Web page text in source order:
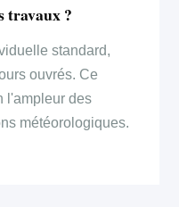
travaux ?
standard,
ouvrés. Ce
l'ampleur des
météorologiques.